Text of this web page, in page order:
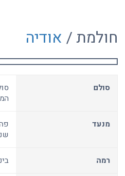
חולמת / אודיה
סולם
מנעד
רמה